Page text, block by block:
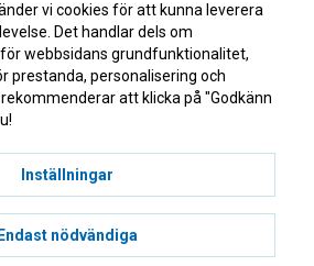
Highlights på Youtube
Highlights på Tiktok
Highlights/KR Distribution AB.
vi cookies för att kunna leverera
Det handlar dels om
webbsidans grundfunktionalitet,
prestanda, personalisering och
att klicka på "Godkänn
Inställningar
Endast nödvändiga